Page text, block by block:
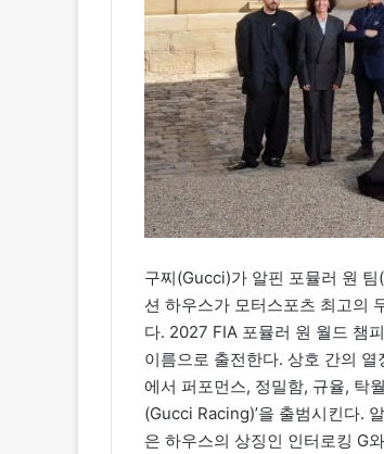
구찌(Gucci)가 알핀 포뮬러 원
션 하우스가 모터스포츠 최고의
다. 2027 FIA 포뮬러 원 월드 챔
이름으로 출전한다. 상호 간의
에서 퍼포먼스, 정밀함, 규율, 탁
(Gucci Racing)’을 출범시킨다.
은 하우스의 상징인 인터로킹 G